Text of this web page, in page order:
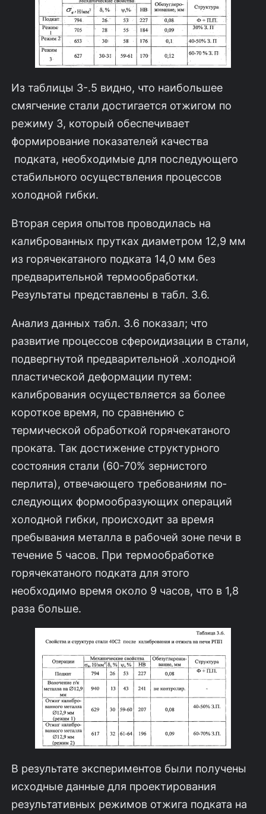
Из таблицы 3-.5 видно, что наибольшее
смягчение стали достигается от­жигом по
режиму 3, который обеспечивает
формирование показателей качест­ва
подката, необходимые для последующего
стабильного осуществления про­цессов
холодной гибки.
Вторая серия опытов проводилась на
калиброванных прутках диаметром 12,9 мм
из горячекатаного подката 14,0 мм без
предварительной термообработ­ки.
Результаты представлены в табл. 3.6.
Анализ данных табл. 3.6 показал; что
развитие процессов сфероидизации в стали,
подвергнутой предварительной .холодной
пластической деформации путем:
калибрования осуществляется за более
короткое время, по сравнению с
термической обработкой горячекатаного
проката. Так достижение структурного
состояния стали (60-70% зернистого
перлита), отвечающего требованиям по­
следующих формообразующих операций
холодной гибки, происходит за время
пребывания металла в рабочей зоне печи в
течение 5 часов. При термообработ­ке
горячекатаного подката для этого
необходимо время около 9 часов, что в 1,8
раза больше.
В результате экспериментов были получены
исходные данные для про­ектирования
результативных режимов отжига подката на